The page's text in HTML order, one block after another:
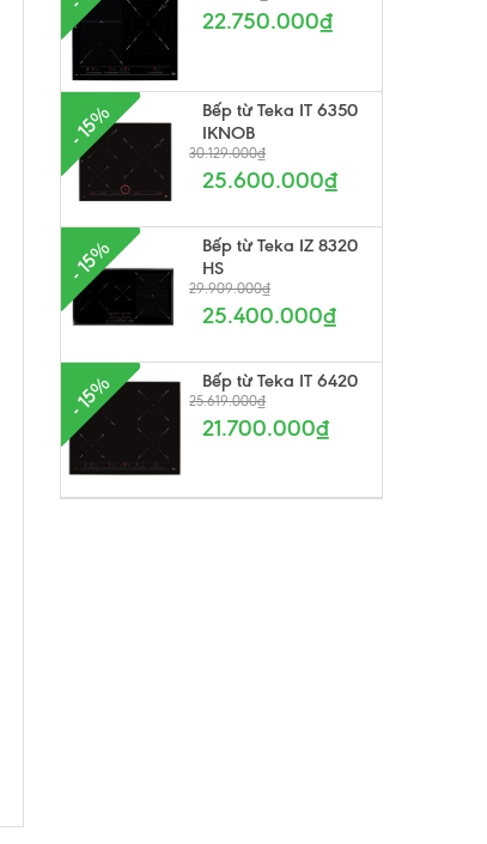
22.750.000₫
- 15%
Bếp từ Teka IT 6350
IKNOB
30.129.000₫
25.600.000₫
- 15%
Bếp từ Teka IZ 8320
HS
29.909.000₫
25.400.000₫
- 15% Bếp từ Teka IT 6420
25.619.000₫
21.700.000₫